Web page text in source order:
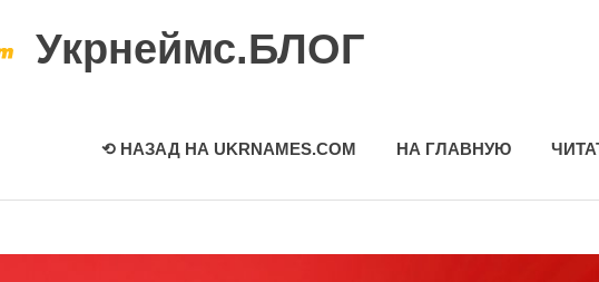
Укрнеймс.БЛОГ
⟲ НАЗАД НА UKRNAMES.COM НА ГЛАВНУЮ